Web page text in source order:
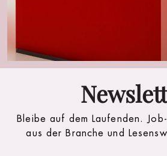
Bleibe auf dem Laufenden.
aus der Branche und